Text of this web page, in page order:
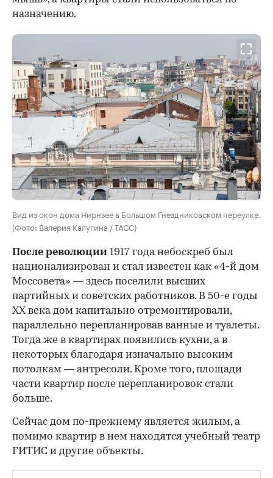
назначению.
Вид из окон дома Нирнзее в Большом Гнездниковском переулке.
(Фото: Валерия Калугина / ТАСС)
После революции 1917 года небоскреб был
национализирован и стал известен как «4-й дом
Моссовета» — здесь поселили высших
партийных и советских работников. В 50-е годы
ХХ века дом капитально отремонтировали,
параллельно перепланировав ванные и туалеты.
Тогда же в квартирах появились кухни, а в
некоторых благодаря изначально высоким
потолкам — антресоли. Кроме того, площади
части квартир после перепланировок стали
больше.
Сейчас дом по-прежнему является жилым, а
помимо квартир в нем находятся учебный театр
ГИТИС и другие объекты.